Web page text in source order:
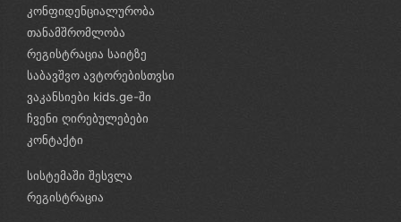
კონფიდენციალურობა
თანამშრომლობა
რეგისტრაცია საიტზე
საბავშვო ავტორებისთვსი
ვაკანსიები kids.ge-ში
ჩვენი ღირებულებები
კონტაქტი
სისტემაში შესვლა
რეგისტრაცია